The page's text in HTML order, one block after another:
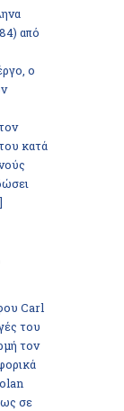
από
ο
κατά
Carl
του
τον
σε